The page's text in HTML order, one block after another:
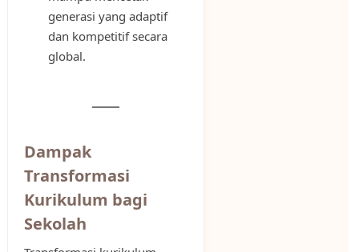
generasi yang adaptif
dan kompetitif secara
global.
Dampak
Transformasi
Kurikulum bagi
Sekolah